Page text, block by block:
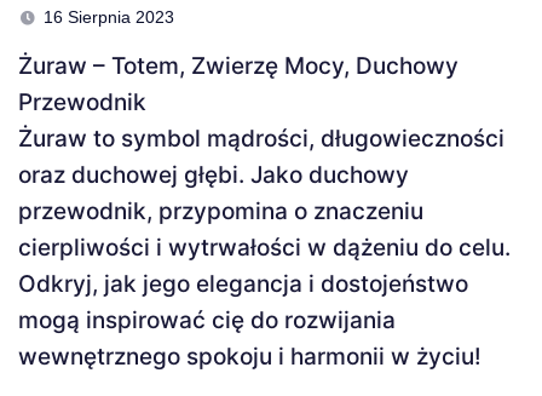
16 Sierpnia 2023
Żuraw – Totem, Zwierzę Mocy, Duchowy
Przewodnik
Żuraw to symbol mądrości, długowieczności
oraz duchowej głębi. Jako duchowy
przewodnik, przypomina o znaczeniu
cierpliwości i wytrwałości w dążeniu do celu.
Odkryj, jak jego elegancja i dostojeństwo
mogą inspirować cię do rozwijania
wewnętrznego spokoju i harmonii w życiu!